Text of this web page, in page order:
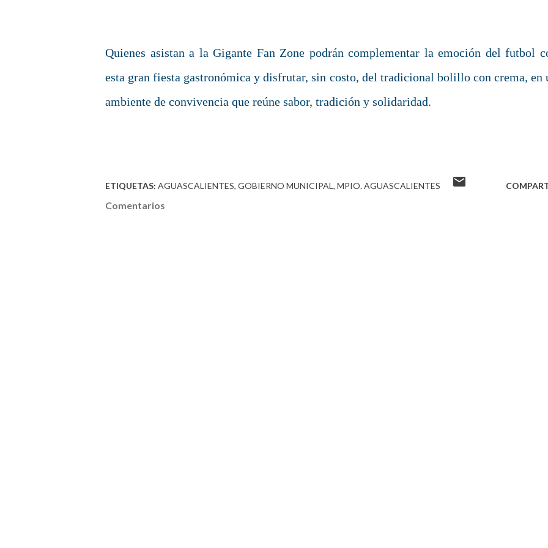
Quienes asistan a la Gigante Fan Zone podrán complementar la emoción del futbol
esta gran fiesta gastronómica y disfrutar, sin costo, del tradicional bolillo con crema, en
ambiente de convivencia que reúne sabor, tradición y solidaridad.
ETIQUETAS: AGUASCALIENTES GOBIERNO MUNICIPAL MPIO. AGUASCALIENTES
Comentarios